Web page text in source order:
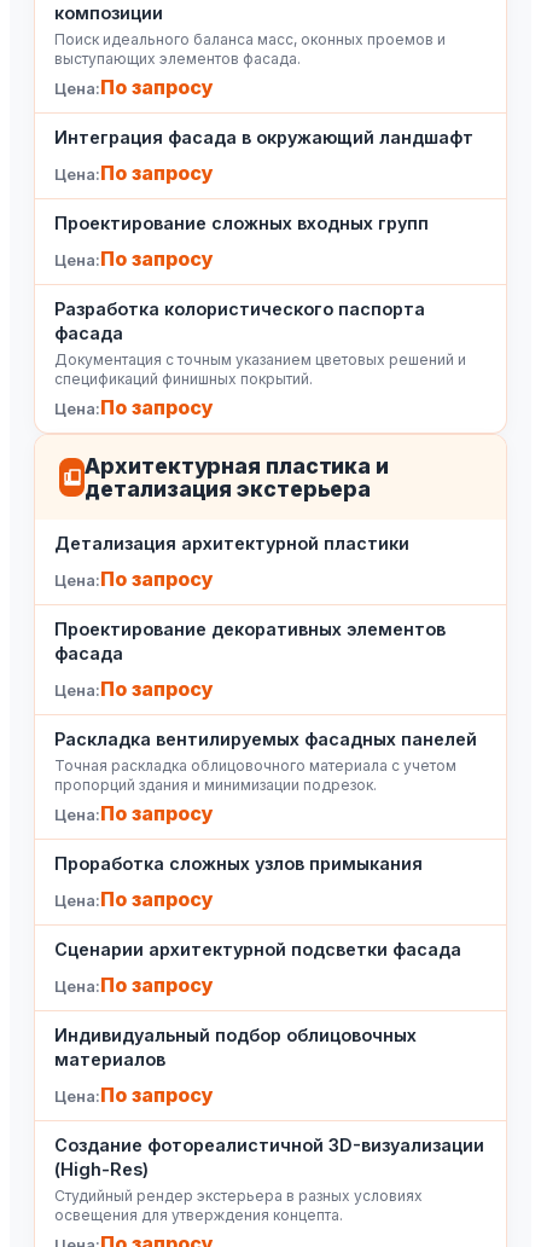
композиции
Поиск идеального баланса масс, оконных проемов и
выступающих элементов фасада.
По запросу
Интеграция фасада в окружающий ландшафт
По запросу
Проектирование сложных входных групп
По запросу
Разработка колористического паспорта
фасада
Документация с точным указанием цветовых решений и
спецификаций финишных покрытий.
По запросу
Архитектурная пластика и
детализация экстерьера
Детализация архитектурной пластики
По запросу
Проектирование декоративных элементов
фасада
По запросу
Раскладка вентилируемых фасадных панелей
Точная раскладка облицовочного материала с учетом
пропорций здания и минимизации подрезок.
По запросу
Проработка сложных узлов примыкания
По запросу
Сценарии архитектурной подсветки фасада
По запросу
Индивидуальный подбор облицовочных
материалов
По запросу
Создание фотореалистичной 3D-визуализации
(High-Res)
Студийный рендер экстерьера в разных условиях
освещения для утверждения концепта.